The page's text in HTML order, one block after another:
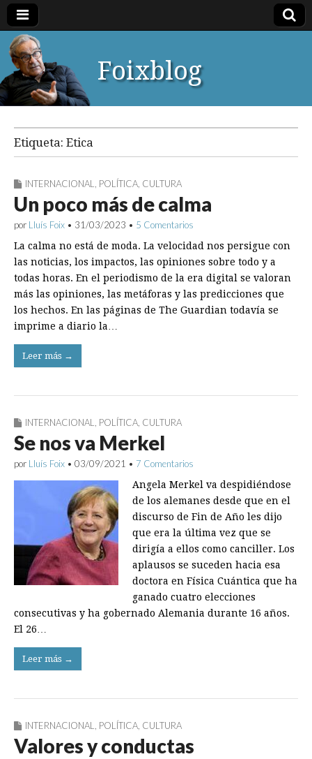
Foixblog
Etiqueta: Etica
INTERNACIONAL POLÍTICA CULTURA
Un poco más de calma
por Lluís Foix • 31/03/2023 • 5 Comentarios
La calma no está de moda. La velocidad nos persigue con
las noticias, los impactos, las opiniones sobre todo y a
todas horas. En el periodismo de la era digital se valoran
más las opiniones, las metáforas y las predicciones que
los hechos. En las páginas de The Guardian todavía se
imprime a diario la…
Leer más →
INTERNACIONAL POLÍTICA CULTURA
Se nos va Merkel
por Lluís Foix • 03/09/2021 • 7 Comentarios
Angela Merkel va despidiéndose
de los alemanes desde que en el
discurso de Fin de Año les dijo
que era la última vez que se
dirigía a ellos como canciller. Los
aplausos se suceden hacia esa
doctora en Física Cuántica que ha
ganado cuatro elecciones
consecutivas y ha gobernado Alemania durante 16 años.
El 26…
Leer más →
INTERNACIONAL POLÍTICA CULTURA
Valores y conductas